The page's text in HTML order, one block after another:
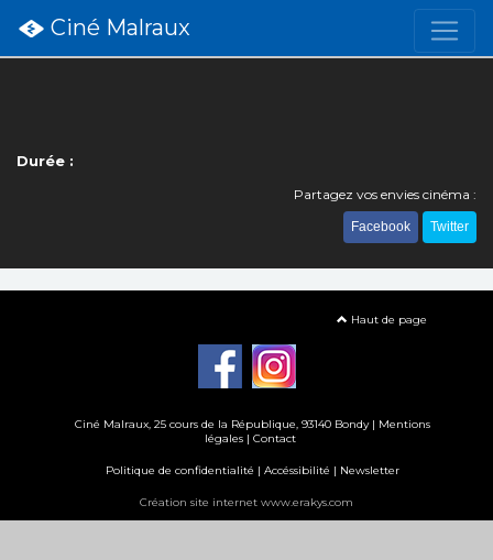
Ciné Malraux
Durée :
Partagez vos envies cinéma :
Facebook Twitter
Haut de page
Ciné Malraux, 25 cours de la République, 93140 Bondy | Mentions
légales | Contact
Politique de confidentialité | Accéssibilité | Newsletter
Création site internet www.erakys.com